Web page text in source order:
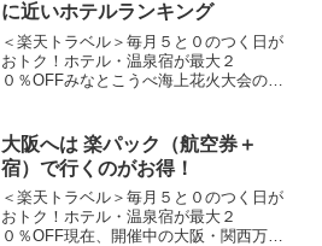
に近いホテルランキング
＜楽天トラベル＞毎月５と０のつく日が
おトク！ホテル・温泉宿が最大２
０％OFFみなとこうべ海上花火大会の会
彩る5日間開催期間 2025年...
大阪へは 楽パック（航空券＋
宿）で行くのがお得！
＜楽天トラベル＞毎月５と０のつく日が
おトク！ホテル・温泉宿が最大２
０％OFF現在、開催中の大阪・関西万博